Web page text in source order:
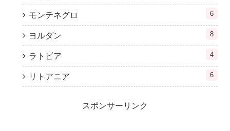
モンテネグロ 6
ヨルダン 8
ラトビア 4
リトアニア 6
スポンサーリンク